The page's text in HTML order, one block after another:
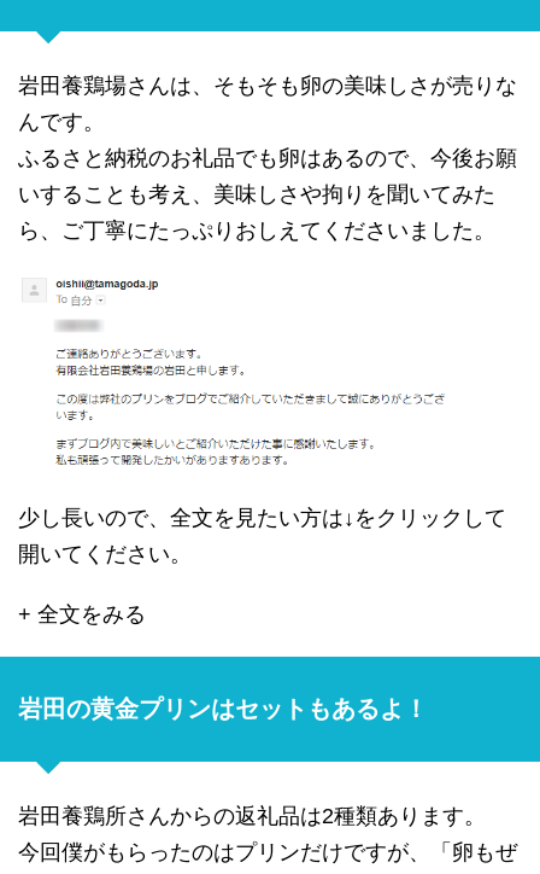
岩田養鶏場さんは、そもそも卵の美味しさが売りな
んです。
ふるさと納税のお礼品でも卵はあるので、今後お願
いすることも考え、美味しさや拘りを聞いてみた
ら、ご丁寧にたっぷりおしえてくださいました。
少し長いので、全文を見たい方は↓をクリックして
開いてください。
+ 全文をみる
岩田の黄金プリンはセットもあるよ！
岩田養鶏所さんからの返礼品は2種類あります。
今回僕がもらったのはプリンだけですが、「卵もぜ